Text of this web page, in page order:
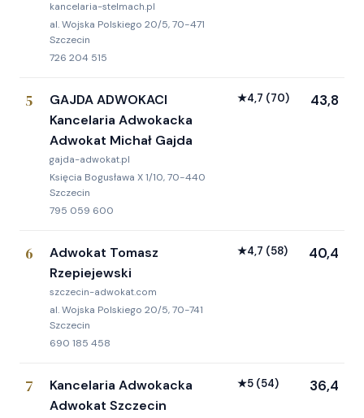
kancelaria-stelmach.pl
al. Wojska Polskiego 20/5, 70-471
Szczecin
726 204 515
5
GAJDA ADWOKACI
Kancelaria Adwokacka
Adwokat Michał Gajda
gajda-adwokat.pl
Księcia Bogusława X 1/10, 70-440
Szczecin
795 059 600
★4,7 (70) 43,8
6
Adwokat Tomasz
Rzepiejewski
szczecin-adwokat.com
al. Wojska Polskiego 20/5, 70-741
Szczecin
690 185 458
★4,7 (58) 40,4
7
Kancelaria Adwokacka
Adwokat Szczecin
★5 (54) 36,4